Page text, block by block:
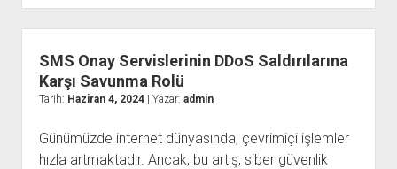
Kodu
UL2M4EB8
ile
İlgili
Bilmeniz
Her
Şey
SMS Onay Servislerinin DDoS Saldırılarına
Karşı Savunma Rolü
Tarih: Haziran 4, 2024| Yazar: admin
Günümüzde internet dünyasında, çevrimiçi işlemler
hızla artmaktadır. Ancak, bu artış, siber güvenlik